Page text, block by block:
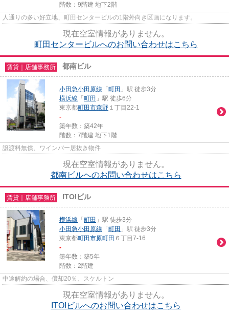
階数：9階建 地下2階
人通りの多い好立地、町田センタービルの1階外向き区画になります。
現在空室情報がありません。
町田センタービルへのお問い合わせはこちら
賃貸｜店舗事務所 都南ビル
小田急小田原線 「 町田 」駅 徒歩3分
横浜線 「 町田 」駅 徒歩6分
東京都町田市森野 １丁目22-1
-
築年数：築42年
階数：7階建 地下1階
譲渡料無償、ワインバー居抜き物件
現在空室情報がありません。
都南ビルへのお問い合わせはこちら
賃貸｜店舗事務所 ITOIビル
横浜線 「 町田 」駅 徒歩3分
小田急小田原線 「 町田 」駅 徒歩3分
東京都町田市原町田 ６丁目7-16
-
築年数：築5年
階数：2階建
中途解約の場合、償却20％、スケルトン
現在空室情報がありません。
ITOIビルへのお問い合わせはこちら